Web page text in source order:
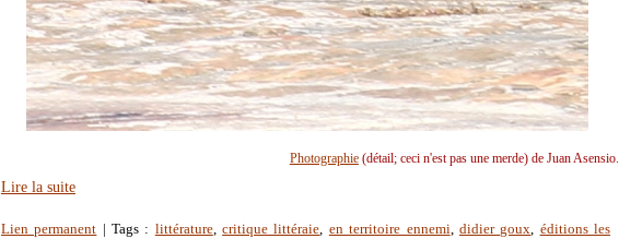
Photographie(détail; ceci n'est pas une merde) de Juan Asensio.
Lire la suite
Lien permanent | Tags : littérature,critique littéraie, en territoire ennemi, didier goux, éditions les